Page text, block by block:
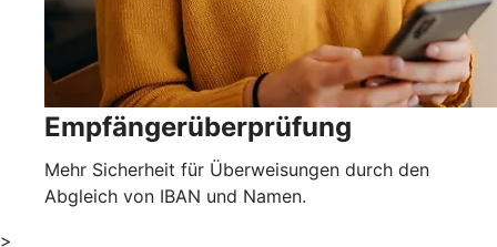
Empfängerüberprüfung
Mehr Sicherheit für Überweisungen durch den
Abgleich von IBAN und Namen.
>